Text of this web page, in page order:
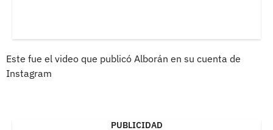
Este fue el video que publicó Alborán en su cuenta de
Instagram
PUBLICIDAD